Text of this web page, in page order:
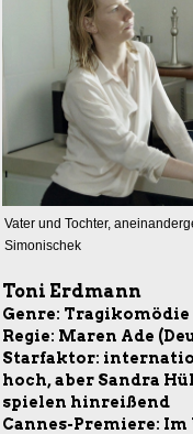
Vater und Tochter,
Simonischek
Toni Erdmann
Genre: Tragikomödie
Regie: Maren Ade
Starfaktor:
hoch, aber Sandra
spielen hinreißend
Cannes-Premiere: